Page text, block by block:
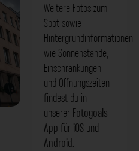
Weitere Fotos zum
Spot sowie
Hintergrundinformationen
wie Sonnenstände,
Einschränkungen
und Öffnungszeiten
findest du in
unserer Fotogoals
App für iOS und
Android.